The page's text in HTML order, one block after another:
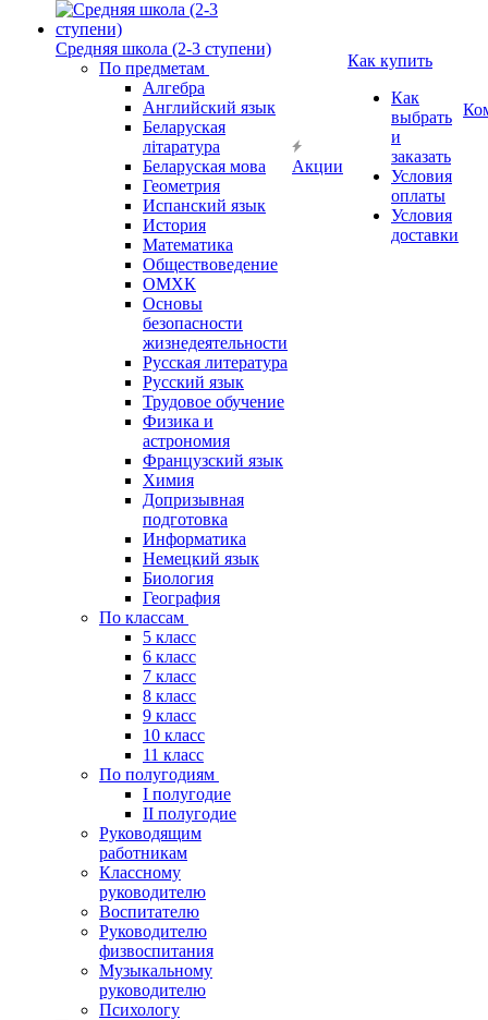
Средняя школа (2-3 ступени)
По предметам
Алгебра
Английский язык
Беларуская
літаратура
Беларуская мова
Геометрия
Испанский язык
История
Математика
Обществоведение
ОМХК
Основы
безопасности
жизнедеятельности
Русская литература
Русский язык
Трудовое обучение
Физика и
астрономия
Французский язык
Химия
Допризывная
подготовка
Информатика
Немецкий язык
Биология
География
По классам
5 класс
6 класс
7 класс
8 класс
9 класс
10 класс
11 класс
По полугодиям
I полугодие
II полугодие
Руководящим
работникам
Классному
руководителю
Воспитателю
Руководителю
физвоспитания
Музыкальному
руководителю
Психологу
Акции
Как купить
Как
выбрать
и
заказать
Условия
оплаты
Условия
доставки